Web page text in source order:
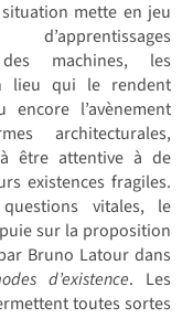
mette en jeu
machines, les
lieu qui le rendent
l’avènement
architecturales,
à être attentive à de
existences fragiles.
vitales, le
sur la proposition
Bruno Latour dans
d’existence. Les
toutes sortes